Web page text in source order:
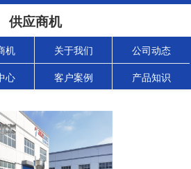
供应商机
机 关于我们 公司动态
心 客户案例 产品知识